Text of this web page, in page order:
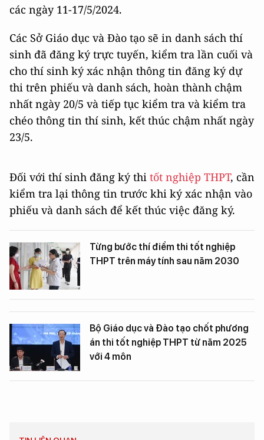
các ngày 11-17/5/2024.
Các Sở Giáo dục và Đào tạo sẽ in danh sách thí
sinh đã đăng ký trực tuyến, kiểm tra lần cuối và
cho thí sinh ký xác nhận thông tin đăng ký dự
thi trên phiếu và danh sách, hoàn thành chậm
nhất ngày 20/5 và tiếp tục kiểm tra và kiểm tra
chéo thông tin thí sinh, kết thúc chậm nhất ngày
23/5.
Đối với thí sinh đăng ký thi tốt nghiệp THPT, cần
kiểm tra lại thông tin trước khi ký xác nhận vào
phiếu và danh sách để kết thúc việc đăng ký.
Từng bước thí điểm thi tốt nghiệp
THPT trên máy tính sau năm 2030
Bộ Giáo dục và Đào tạo chốt phương
án thi tốt nghiệp THPT từ năm 2025
với 4 môn